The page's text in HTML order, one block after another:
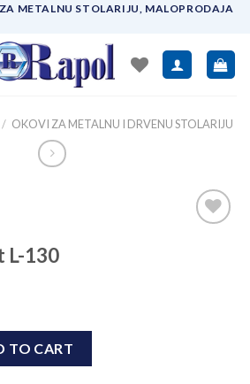
METALNU STOLARIJU, MALOPRODAJA
/ OKOVI ZA METALNU I DRVENU STOLARIJU
L-130
TO CART